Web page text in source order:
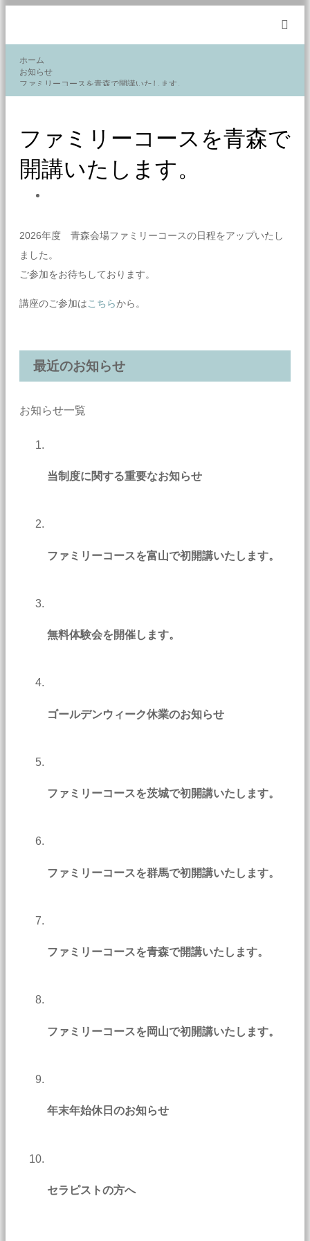
ホーム
お知らせ
ファミリーコースを青森で開講いたします。…
ファミリーコースを青森で
開講いたします。
2026年度 青森会場ファミリーコースの日程をアップいたし
ました。
ご参加をお待ちしております。
講座のご参加はこちらから。
最近のお知らせ
お知らせ一覧
当制度に関する重要なお知らせ
ファミリーコースを富山で初開講いたします。
無料体験会を開催します。
ゴールデンウィーク休業のお知らせ
ファミリーコースを茨城で初開講いたします。
ファミリーコースを群馬で初開講いたします。
ファミリーコースを青森で開講いたします。
ファミリーコースを岡山で初開講いたします。
年末年始休日のお知らせ
セラピストの方へ